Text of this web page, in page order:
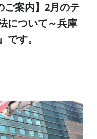
ご案内】2月のテ
について～兵庫
です。